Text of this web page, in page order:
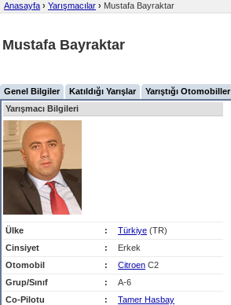
Anasayfa › Yarışmacılar › Mustafa Bayraktar
Mustafa Bayraktar
Genel Bilgiler Katıldığı Yarışlar Yarıştığı Otomobiller
Yarışmacı Bilgileri
Ülke : Türkiye (TR)
Cinsiyet
:
Erkek
Otomobil
: Citroen C2
Grup/Sınıf
:
A-6
Co-Pilotu
:
Tamer Hasbay